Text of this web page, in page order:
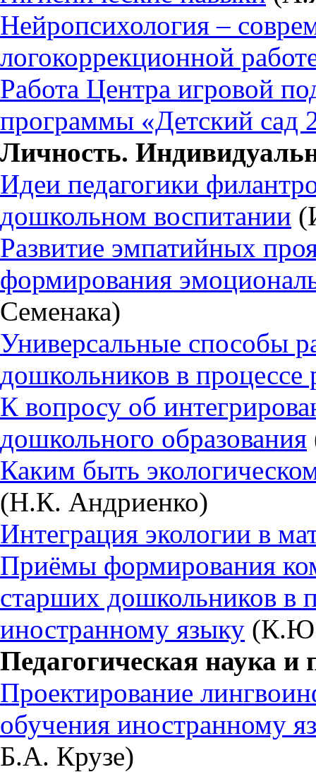
Нейропсихология –
логокоррекционной
Работа Центра игровой
программы «Детский сад
Личность.
Идеи педагогики
дошкольном воспитании
Развитие эмпатийных
формирования
Семенака)
Универсальные способы
дошкольников в процессе
К вопросу об
дошкольного образования
Каким быть
(Н.К. Андриенко)
Интеграция экологии в
Приёмы формирования
старших дошкольников в
иностранному языку (К.Ю.
Педагогическая наука и
Проектирование
обучения иностранному
Б.А. Крузе)